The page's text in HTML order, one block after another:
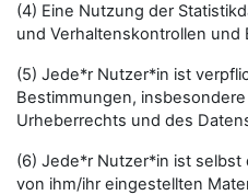
(4) Eine Nutzung der
und Verhaltenskontrollen
(5) Jede*r Nutzer*in ist
Bestimmungen,
Urheberrechts und des
(6) Jede*r Nutzer*in ist
von ihm/ihr eingestellten